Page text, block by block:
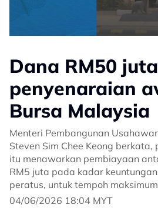
Dana RM50
penyenaraian
Bursa Malaysia
Menteri Pembangunan
Steven Sim Chee Keong berkata,
itu menawarkan pembiayaan
RM5 juta pada kadar
peratus, untuk tempoh
04/06/2026 18:04 MYT